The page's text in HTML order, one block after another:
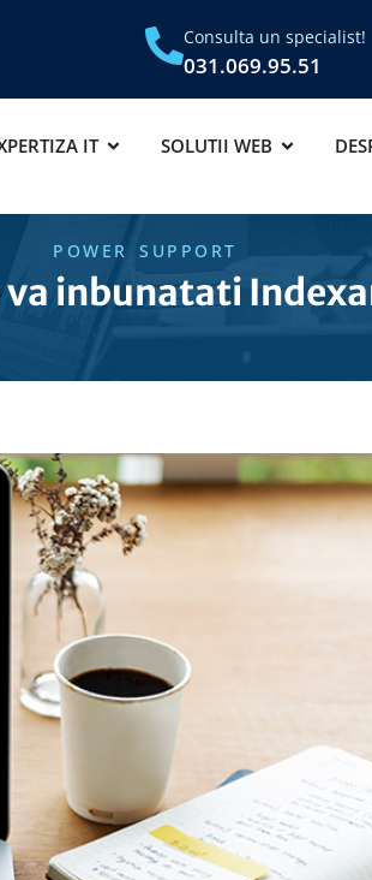
Consulta un specialist!
031.069.95.51
IT SOLUTII WEB
POWER SUPPORT
inbunatati